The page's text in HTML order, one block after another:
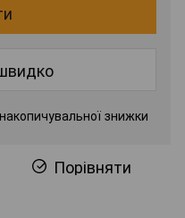
знижки
Порівняти